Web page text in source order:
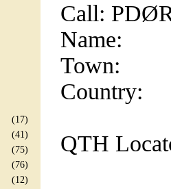
(17)
(41)
(75)
(76)
(12)
Call:
Name:
Town:
Country:
QTH